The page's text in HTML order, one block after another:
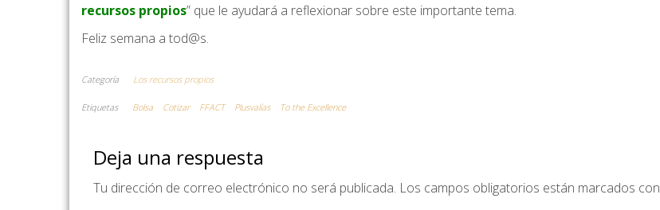
recursos propios” que le ayudará a reflexionar sobre este importante tema.
Feliz semana a tod@s.
Categoría Los recursos propios
Etiquetas Bolsa Cotizar FFACT Plusvalías To the Excellence
Deja una respuesta
Tu dirección de correo electrónico no será publicada. Los campos obligatorios están marcados con